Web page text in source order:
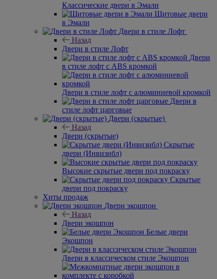
Классические двери в Эмали
Щитовые двери
в Эмали
Двери в стиле Лофт
Назад
Двери в стиле Лофт
Двери
в стиле лофт с ABS кромкой
Двери в стиле лофт с алюминиевой кромкой
Двери в
стиле лофт царговые
Двери (скрытые)
Назад
Двери (скрытые)
Скрытые
двери (Инвизибл)
Высокие скрытые двери под покраску
Скрытые
двери под покраску
Хиты продаж
Двери экошпон
Назад
Двери экошпон
Белые двери
Экошпон
Двери в классическом стиле Экошпон